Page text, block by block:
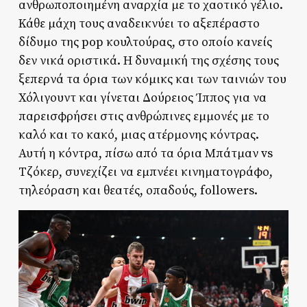
ανθρωποποιημένη αναρχία με το χαοτικό γέλιο.
Κάθε μάχη τους αναδεικνύει το αξεπέραστο
δίδυμο της pop κουλτούρας, στο οποίο κανείς
δεν νικά οριστικά. Η δυναμική της σχέσης τους
ξεπερνά τα όρια των κόμικς και των ταινιών του
Χόλιγουντ και γίνεται Δούρειος Ίππος για να
παρεισφρήσει στις ανθρώπινες εμμονές με το
καλό και το κακό, μιας ατέρμονης κόντρας.
Αυτή η κόντρα, πίσω από τα όρια Μπάτμαν vs
Τζόκερ, συνεχίζει να εμπνέει κινηματογράφο,
τηλεόραση και θεατές, οπαδούς, followers.